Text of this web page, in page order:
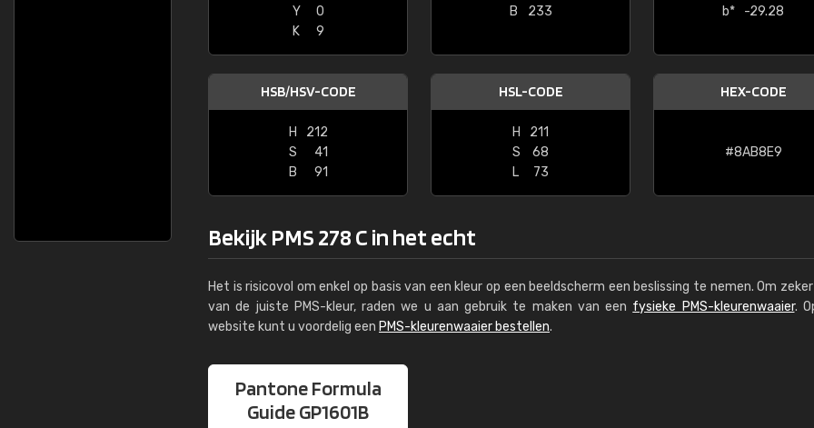
Y
0
K
9
B
233
b*
-29.28
HSB/HSV-CODE
H
212
S
41
B
91
HSL-CODE
H
211
S
68
L
73
HEX-CODE
#8AB8E9
Bekijk PMS 278 C in het echt
Het is risicovol om enkel op basis van een kleur op een beeldscherm een beslissing te nemen. Om
van de juiste PMS-kleur, raden we u aan gebruik te maken van een fysieke PMS-kleurenwaaier.
website kunt u voordelig een PMS-kleurenwaaier bestellen.
Pantone Formula
Guide GP1601B